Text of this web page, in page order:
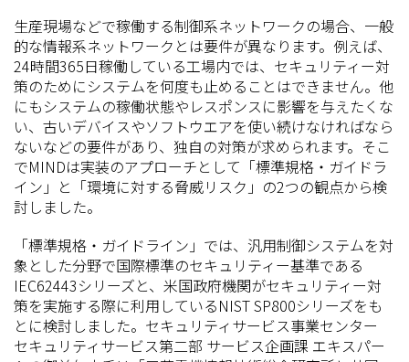
生産現場などで稼働する制御系ネットワークの場合、一般
的な情報系ネットワークとは要件が異なります。例えば、
24時間365日稼働している工場内では、セキュリティー対
策のためにシステムを何度も止めることはできません。他
にもシステムの稼働状態やレスポンスに影響を与えたくな
い、古いデバイスやソフトウエアを使い続けなければなら
ないなどの要件があり、独自の対策が求められます。そこ
でMINDは実装のアプローチとして「標準規格・ガイドラ
イン」と「環境に対する脅威リスク」の2つの観点から検
討しました。
「標準規格・ガイドライン」では、汎用制御システムを対
象とした分野で国際標準のセキュリティー基準である
IEC62443シリーズと、米国政府機関がセキュリティー対
策を実施する際に利用しているNIST SP800シリーズをも
とに検討しました。セキュリティサービス事業センター
セキュリティサービス第二部 サービス企画課 エキスパー